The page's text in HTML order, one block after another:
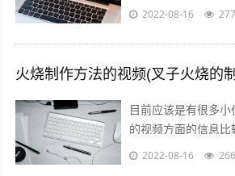
收集了一些与火影剪
2022-08-16
火烧制作方法的视频(叉子火烧的
目前应该是有很多
的视频方面的信息
收集了一些与叉子火
2022-08-16